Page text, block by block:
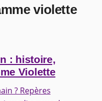
violette
: histoire,
Violette
? Repères